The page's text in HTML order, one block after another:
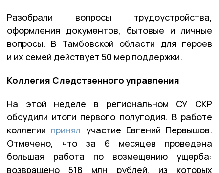
Разобрали вопросы трудоустройства,
оформления документов, бытовые и личные
вопросы. В Тамбовской области для героев
и их семей действует 50 мер поддержки.
Коллегия Следственного управления
На этой неделе в региональном СУ СКР
обсудили итоги первого полугодия. В работе
коллегии принял участие Евгений Первышов.
Отмечено, что за 6 месяцев проведена
большая работа по возмещению ущерба:
возвращено 518 млн рублей, из которых